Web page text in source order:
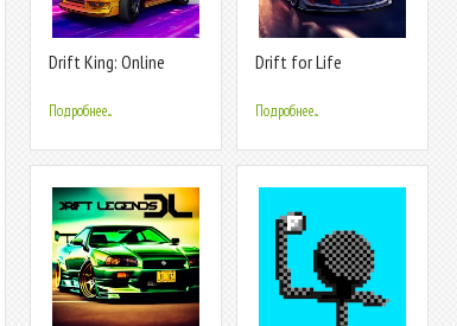
Drift King: Online
Подробнее...
Drift for Life
Подробнее...